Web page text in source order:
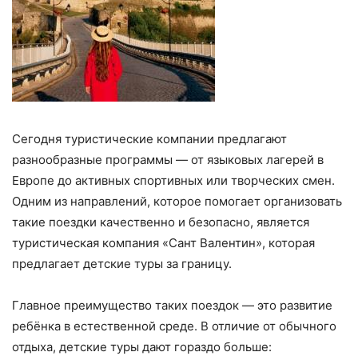
Сегодня туристические компании предлагают
разнообразные программы — от языковых лагерей в
Европе до активных спортивных или творческих смен.
Одним из направлений, которое помогает организовать
такие поездки качественно и безопасно, является
туристическая компания «Сант Валентин», которая
предлагает детские туры за границу.
Главное преимущество таких поездок — это развитие
ребёнка в естественной среде. В отличие от обычного
отдыха, детские туры дают гораздо больше: